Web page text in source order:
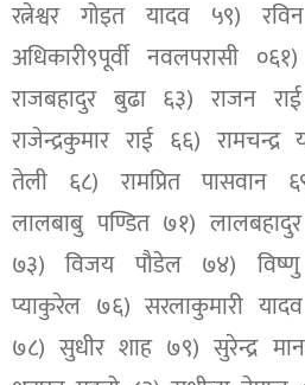
रत्नेश्वर गोइत यादव ५९)
अधिकारी९पूर्वी नवलपरासी
राजबहादुर बुढा ६३) राजन
राजेन्द्रकुमार राई ६६)
तेली ६८) रामप्रित
लालबाबु पण्डित ७१)
७३) विजय पौडेल ७४) विष्णु
प्याकुरेल ७६) सरलाकुमारी
७८) सुधीर शाह ७९) सुरेन्द्र